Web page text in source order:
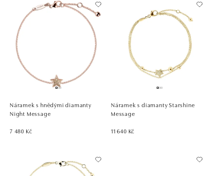
Náramek s hnědými diamanty
Night Message
7 480 Kč
Náramek s diamanty Starshine
Message
11 640 Kč